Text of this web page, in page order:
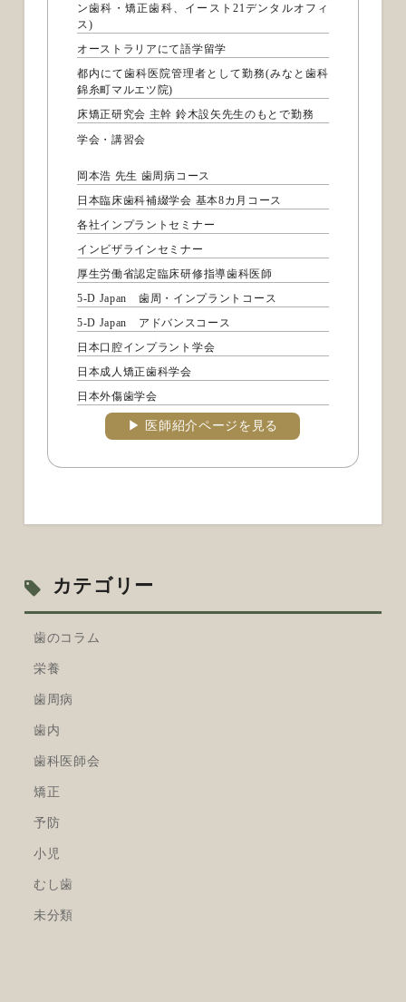
ン歯科・矯正歯科、イースト21デンタルオフィ
ス)
オーストラリアにて語学留学
都内にて歯科医院管理者として勤務(みなと歯科
錦糸町マルエツ院)
床矯正研究会 主幹 鈴木設矢先生のもとで勤務
学会・講習会
岡本浩 先生 歯周病コース
日本臨床歯科補綴学会 基本8カ月コース
各社インプラントセミナー
インビザラインセミナー
厚生労働省認定臨床研修指導歯科医師
5-D Japan 歯周・インプラントコース
5-D Japan アドバンスコース
日本口腔インプラント学会
日本成人矯正歯科学会
日本外傷歯学会
▶︎ 医師紹介ページを見る
カテゴリー
歯のコラム
栄養
歯周病
歯内
歯科医師会
矯正
予防
小児
むし歯
未分類